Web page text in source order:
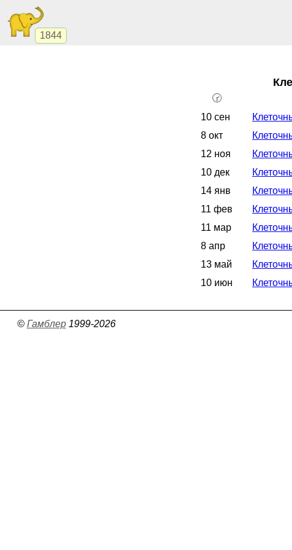
1844
🕝
10 сен
8 окт
12 ноя
10 дек
14 янв
11 фев
11 мар
8 апр
13 май
10 июн
© Гамблер1999-2026